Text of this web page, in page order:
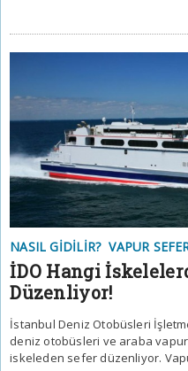
NASIL GIDILIR? VAPUR
İDO Hangi
Düzenliyor!
İstanbul Deniz Otobüsleri
deniz otobüsleri ve araba
iskeleden sefer düzenliyor.